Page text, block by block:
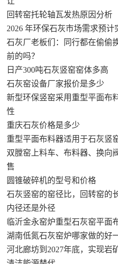
回转窑托轮轴瓦发热原因分析
2026 年环保石灰市场需求预计
石灰厂老板们：同行都在偷偷
前的吗？
日产300吨石灰竖窑窑体多高
石灰窑设备厂家报价是多少
新型环保竖窑采用重型平面布
性
重庆石灰价格是多少
重型平面布料器适用于石灰竖
双膛窑上料车、布料器、换向
售
圆锥破碎机的型号和价格
石灰竖窑的窑径比，回转窑的
内径还是外径
临沂金永窑炉重型石灰窑平面
湖南低氮石灰窑炉哪家做的好
河北廊坊到2027年底，实现岩